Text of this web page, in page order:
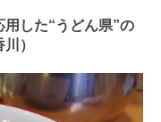
した“うどん県”の
）